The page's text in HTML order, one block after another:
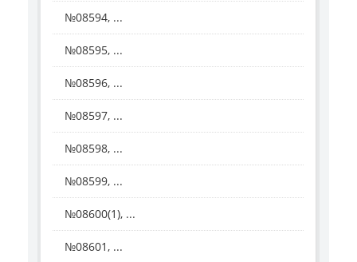
№08594, ...
№08595, ...
№08596, ...
№08597, ...
№08598, ...
№08599, ...
№08600(1), ...
№08601, ...